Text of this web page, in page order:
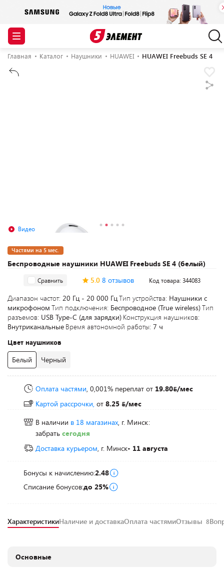
Главная Каталог Наушники HUAWEI HUAWEI Freebuds SE 4
Беспроводные наушники HUAWEI Freebuds SE 4 (белый)
Видео
Частями на 5 мес.
Сравнить 5.0 8 отзывов Код товара: 344083
Диапазон частот: 20 Гц - 20 000 ГцТип устройства: Наушники с
микрофоном Тип подключения: Беспроводное (True wireless)Тип
разъемов: USB Type-C (для зарядки) Конструкция наушников:
Внутриканальные Время автономной работы: 7 ч
Цвет наушников
Белый Черный
Оплата частями, 0,001% переплат от 19.80 /мес
Картой рассрочки, от 8.25
/мес
В наличии в 18 магазинах, г. Минск:
забрать сегодня
Доставка курьером, г. Минск- 11 августа
Бонусы к начислению:2.48
Списание бонусов:до 25%
ХарактеристикиНаличие и доставкаОплата частямиОтзывы 8
Основные